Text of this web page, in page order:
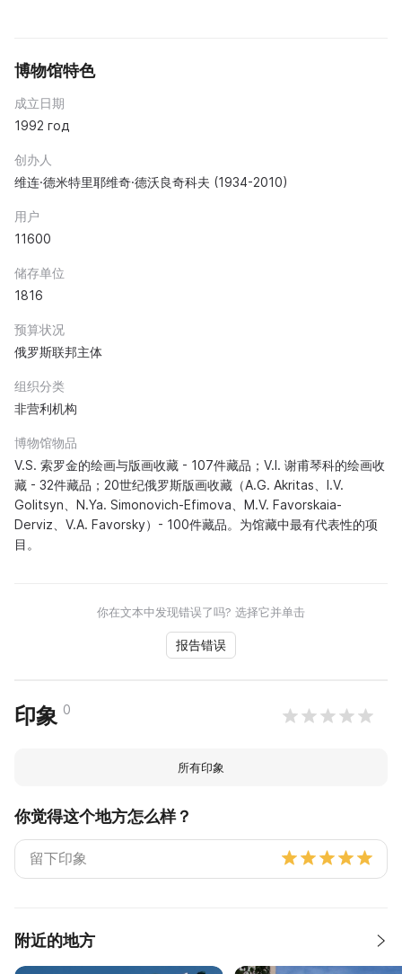
博物馆特色
成立日期
1992 год
创办人
维连·德米特里耶维奇·德沃良奇科夫 (1934-2010)
用户
11600
储存单位
1816
预算状况
俄罗斯联邦主体
组织分类
非营利机构
博物馆物品
V.S. 索罗金的绘画与版画收藏 - 107件藏品；V.I. 谢甫琴科的绘画收
藏 - 32件藏品；20世纪俄罗斯版画收藏（A.G. Akritas、I.V.
Golitsyn、N.Ya. Simonovich-Efimova、M.V. Favorskaia-
Derviz、V.A. Favorsky）- 100件藏品。为馆藏中最有代表性的项
目。
你在文本中发现错误了吗? 选择它并单击
报告错误
印象 0
所有印象
你觉得这个地方怎么样？
附近的地方